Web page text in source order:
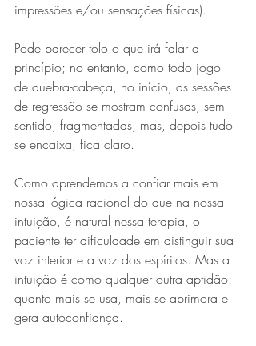
impressões e/ou sensações físicas).
Pode parecer tolo o que irá falar a
princípio; no entanto, como todo jogo
de quebra-cabeça, no início, as sessões
de regressão se mostram confusas, sem
sentido, fragmentadas, mas, depois tudo
se encaixa, fica claro.
Como aprendemos a confiar mais em
nossa lógica racional do que na nossa
intuição, é natural nessa terapia, o
paciente ter dificuldade em distinguir sua
voz interior e a voz dos espíritos. Mas a
intuição é como qualquer outra aptidão:
quanto mais se usa, mais se aprimora e
gera autoconfiança.